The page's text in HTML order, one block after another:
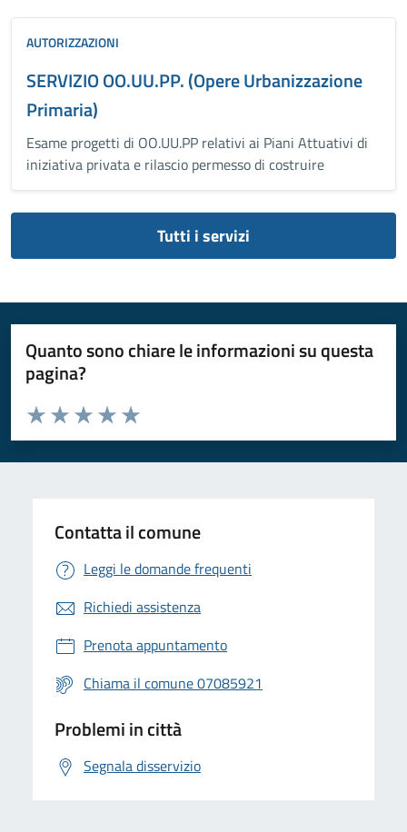
AUTORIZZAZIONI
SERVIZIO OO.UU.PP. (Opere Urbanizzazione
Primaria)
Esame progetti di OO.UU.PP relativi ai Piani Attuativi di
iniziativa privata e rilascio permesso di costruire
Tutti i servizi
Quanto sono chiare le informazioni su questa
pagina?
Valuta da 1 a 5 stelle la pagina
Valuta 5 stelle su 5
Valuta 4 stelle su 5
Valuta 3 stelle su 5
Valuta 2 stelle su 5
Valuta 1 stelle su 5
Contatta il comune
Leggi le domande frequenti
Richiedi assistenza
Prenota appuntamento
Chiama il comune 07085921
Problemi in città
Segnala disservizio